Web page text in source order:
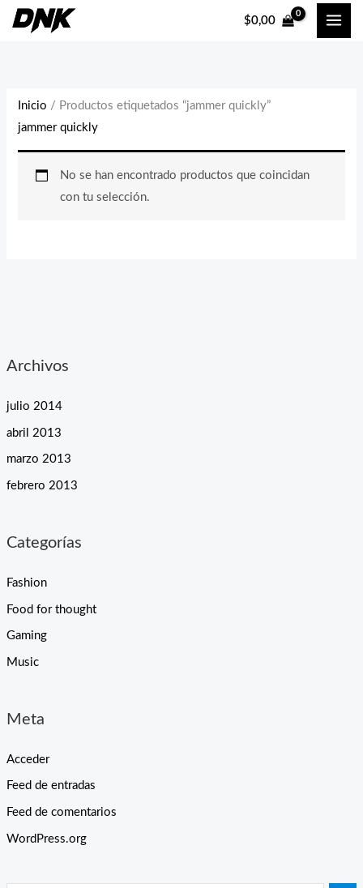
$0,00
Archivos
julio 2014
abril 2013
marzo 2013
febrero 2013
Categorías
Fashion
Food for thought
Gaming
Music
Meta
Acceder
Feed de entradas
Feed de comentarios
WordPress.org
Inicio / Productos etiquetados “jammer quickly”
jammer quickly
No se han encontrado productos que coincidan
con tu selección.